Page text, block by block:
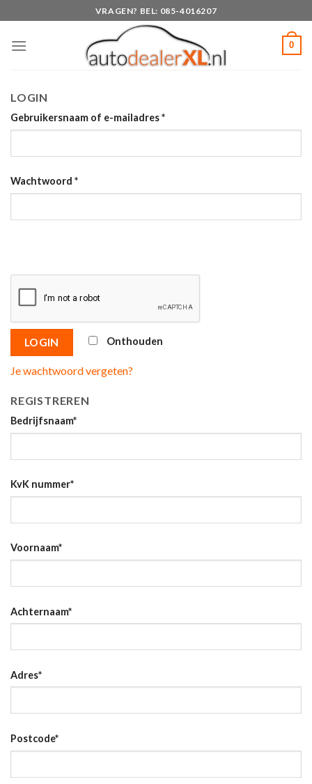
to
content
VRAGEN? BEL: 085-4016207
0
LOGIN
Gebruikersnaam of e-mailadres*
Wachtwoord *
LOGIN Onthouden
Je wachtwoord vergeten?
REGISTREREN
Bedrijfsnaam*
KvK nummer*
Voornaam*
Achternaam*
Adres*
Postcode*